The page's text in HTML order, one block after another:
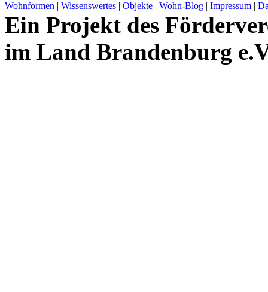
Wohnformen | Wissenswertes | Objekte | Wohn-Blog | Impressum |
Ein Projekt des
im Land Brandenburg